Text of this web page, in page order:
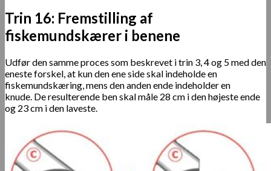
Trin 16: Fremstilling af
fiskemundskærer i benene
Udfør den samme proces som beskrevet i trin 3, 4 og 5 med den
eneste forskel, at kun den ene side skal indeholde en
fiskemundskæring, mens den anden ende indeholder en
knude. De resulterende ben skal måle 28 cm i den højeste ende
og 23 cm i den laveste.